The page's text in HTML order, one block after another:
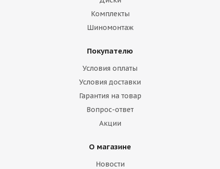
Комплекты
Шиномонтаж
Покупателю
Условия оплаты
Условия доставки
Гарантия на товар
Вопрос-ответ
Акции
О магазине
Новости